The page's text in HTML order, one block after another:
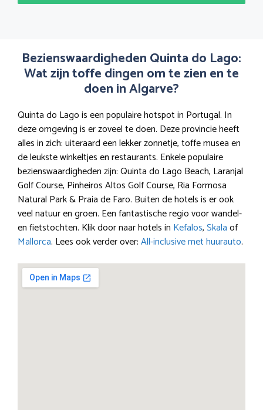
Bezienswaardigheden Quinta do Lago:
Wat zijn toffe dingen om te zien en te
doen in Algarve?
Quinta do Lago is een populaire hotspot in Portugal. In
deze omgeving is er zoveel te doen. Deze provincie heeft
alles in zich: uiteraard een lekker zonnetje, toffe musea en
de leukste winkeltjes en restaurants. Enkele populaire
bezienswaardigheden zijn: Quinta do Lago Beach, Laranjal
Golf Course, Pinheiros Altos Golf Course, Ria Formosa
Natural Park & Praia de Faro. Buiten de hotels is er ook
veel natuur en groen. Een fantastische regio voor wandel-
en fietstochten. Klik door naar hotels in Kefalos,Skalaof
Mallorca. Lees ook verder over:All-inclusive met huurauto.